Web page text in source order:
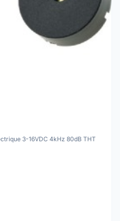
3-16VDC 4kHz 80dB THT